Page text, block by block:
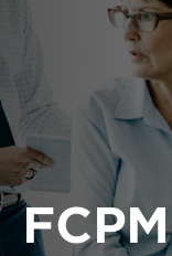
FCPM